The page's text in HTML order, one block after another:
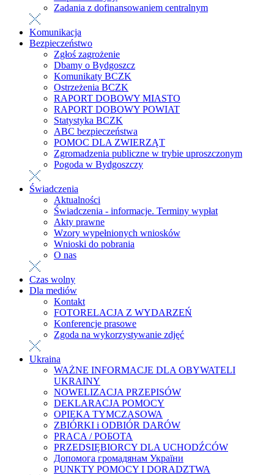
Zadania z dofinansowaniem centralnym
Komunikacja
Bezpieczeństwo
Zgłoś zagrożenie
Dbamy o Bydgoszcz
Komunikaty BCZK
Ostrzeżenia BCZK
RAPORT DOBOWY MIASTO
RAPORT DOBOWY POWIAT
Statystyka BCZK
ABC bezpieczeństwa
POMOC DLA ZWIERZĄT
Zgromadzenia publiczne w trybie uproszczonym
Pogoda w Bydgoszczy
Świadczenia
Aktualności
Świadczenia - informacje. Terminy wypłat
Akty prawne
Wzory wypełnionych wniosków
Wnioski do pobrania
O nas
Czas wolny
Dla mediów
Kontakt
FOTORELACJA Z WYDARZEŃ
Konferencje prasowe
Zgoda na wykorzystywanie zdjęć
Ukraina
WAŻNE INFORMACJE DLA OBYWATELI
UKRAINY
NOWELIZACJA PRZEPISÓW
DEKLARACJA POMOCY
OPIEKA TYMCZASOWA
ZBIÓRKI i ODBIÓR DARÓW
PRACA / РОБОТА
PRZEDSIĘBIORCY DLA UCHODŹCÓW
Допомога громадянам України
PUNKTY POMOCY I DORADZTWA